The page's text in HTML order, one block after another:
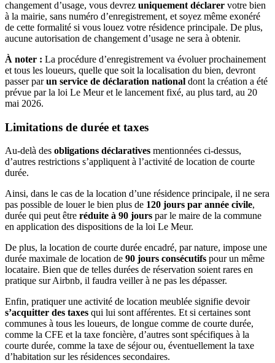
changement d’usage, vous devrez uniquement déclarer votre bien
à la mairie, sans numéro d’enregistrement, et soyez même exonéré
de cette formalité si vous louez votre résidence principale. De plus,
aucune autorisation de changement d’usage ne sera à obtenir.
À noter : La procédure d’enregistrement va évoluer prochainement
et tous les loueurs, quelle que soit la localisation du bien, devront
passer parun service de déclaration national dont la création a été
prévue par la loi Le Meur et le lancement fixé, au plus tard, au 20
mai 2026.
Limitations de durée et taxes
Au-delà des obligations déclaratives mentionnées ci-dessus,
d’autres restrictions s’appliquent à l’activité de location de courte
durée.
Ainsi, dans le cas de la location d’une résidence principale, il ne sera
pas possible de louer le bien plus de 120 jours par année civile,
durée qui peut être réduite à 90 jours par le maire de la commune
en application des dispositions de la loi Le Meur.
De plus, la location de courte durée encadré, par nature, impose une
durée maximale de location de 90 jours consécutifs pour un même
locataire. Bien que de telles durées de réservation soient rares en
pratique sur Airbnb, il faudra veiller à ne pas les dépasser.
Enfin, pratiquer une activité de location meublée signifie devoir
s’acquitter des taxes qui lui sont afférentes. Et si certaines sont
communes à tous les loueurs, de longue comme de courte durée,
comme la CFE et la taxe foncière, d’autres sont spécifiques à la
courte durée, comme la taxe de séjour ou, éventuellement la taxe
d’habitation sur les résidences secondaires.